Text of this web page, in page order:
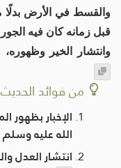
والقسط في الأرض بدلًا
قبل زمانه كان فيه
وانتشار الخير
من فوائد الحديث
الإخبار
الله عليه
انتشار العدل